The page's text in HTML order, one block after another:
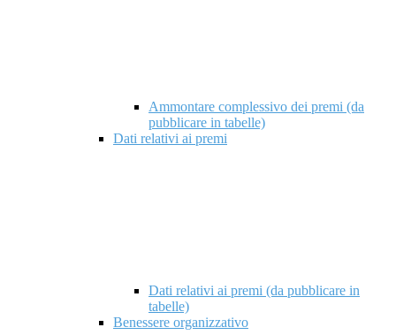
Ammontare complessivo dei premi (da
pubblicare in tabelle)
Dati relativi ai premi
Dati relativi ai premi (da pubblicare in
tabelle)
Benessere organizzativo